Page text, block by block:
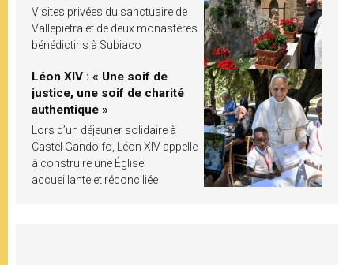
Visites privées du sanctuaire de
Vallepietra et de deux monastères
bénédictins à Subiaco
Léon XIV : « Une soif de
justice, une soif de charité
authentique »
Lors d’un déjeuner solidaire à
Castel Gandolfo, Léon XIV appelle
à construire une Église
accueillante et réconciliée